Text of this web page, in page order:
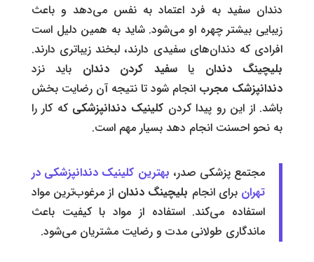
دندان سفید به فرد اعتماد به نفس می‌دهد و باعث
زیبایی بیشتر چهره او می‌شود. شاید به همین دلیل است
افرادی که دندان‌های سفیدی دارند، لبخند زیباتری دارند.
بلیچینگ دندان یا سفید کردن دندان باید نزد
دندانپزشک مجرب انجام شود تا نتیجه آن رضایت بخش
باشد. از این رو پیدا کردنکلینیک دندانپزشکی که کار را
به نحو احسنت انجام دهد بسیار مهم است.
مجتمع پزشکی صدر، بهترین کلینیک دندانپزشکی در
تهران برای انجام بلیچینگ دندان از مرغوب‌ترین مواد
استفاده می‌کند. استفاده از مواد با کیفیت باعث
ماندگاری طولانی مدت و رضایت مشتریان می‌شود.